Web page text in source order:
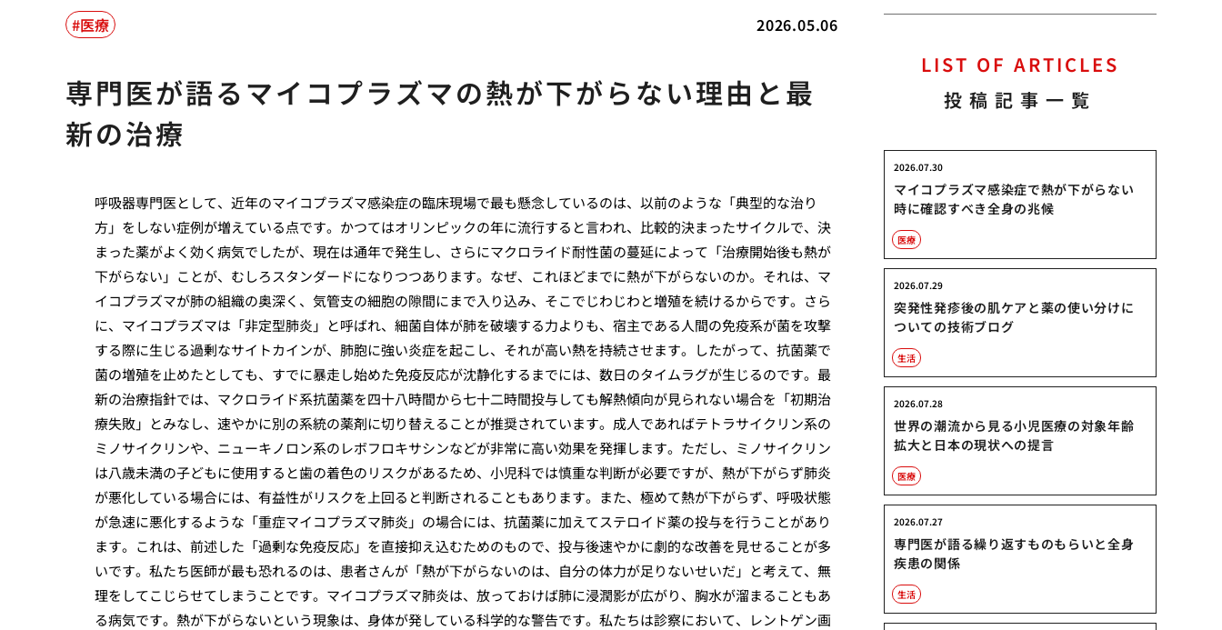
2026.05.06
医療
専門医が語るマイコプラズマの熱が下がらない理由と最
新の治療
呼吸器専門医として、近年のマイコプラズマ感染症の臨床現場で最も懸念しているのは、以前のような「典型的な治り
方」をしない症例が増えている点です。かつてはオリンピックの年に流行すると言われ、比較的決まったサイクルで、決
まった薬がよく効く病気でしたが、現在は通年で発生し、さらにマクロライド耐性菌の蔓延によって「治療開始後も熱が
下がらない」ことが、むしろスタンダードになりつつあります。なぜ、これほどまでに熱が下がらないのか。それは、マ
イコプラズマが肺の組織の奥深く、気管支の細胞の隙間にまで入り込み、そこでじわじわと増殖を続けるからです。さら
に、マイコプラズマは「非定型肺炎」と呼ばれ、細菌自体が肺を破壊する力よりも、宿主である人間の免疫系が菌を攻撃
する際に生じる過剰なサイトカインが、肺胞に強い炎症を起こし、それが高い熱を持続させます。したがって、抗菌薬で
菌の増殖を止めたとしても、すでに暴走し始めた免疫反応が沈静化するまでには、数日のタイムラグが生じるのです。最
新の治療指針では、マクロライド系抗菌薬を四十八時間から七十二時間投与しても解熱傾向が見られない場合を「初期治
療失敗」とみなし、速やかに別の系統の薬剤に切り替えることが推奨されています。成人であればテトラサイクリン系の
ミノサイクリンや、ニューキノロン系のレボフロキサシンなどが非常に高い効果を発揮します。ただし、ミノサイクリン
は八歳未満の子どもに使用すると歯の着色のリスクがあるため、小児科では慎重な判断が必要ですが、熱が下がらず肺炎
が悪化している場合には、有益性がリスクを上回ると判断されることもあります。また、極めて熱が下がらず、呼吸状態
が急速に悪化するような「重症マイコプラズマ肺炎」の場合には、抗菌薬に加えてステロイド薬の投与を行うことがあり
ます。これは、前述した「過剰な免疫反応」を直接抑え込むためのもので、投与後速やかに劇的な改善を見せることが多
いです。私たち医師が最も恐れるのは、患者さんが「熱が下がらないのは、自分の体力が足りないせいだ」と考えて、無
理をしてこじらせてしまうことです。マイコプラズマ肺炎は、放っておけば肺に浸潤影が広がり、胸水が溜まることもあ
る病気です。熱が下がらないという現象は、身体が発している科学的な警告です。私たちは診察において、レントゲン画
LIST OF ARTICLES
投稿記事一覧
マイコプラズマ感染症で熱が下がらない
時に確認すべき全身の兆候
2026.07.30
医療
突発性発疹後の肌ケアと薬の使い分けに
ついての技術ブログ
2026.07.29
生活
世界の潮流から見る小児医療の対象年齢
拡大と日本の現状への提言
2026.07.28
医療
専門医が語る繰り返すものもらいと全身
疾患の関係
2026.07.27
生活